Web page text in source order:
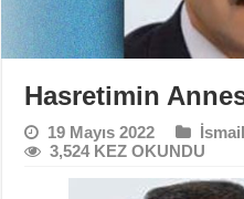
Hasretimin
19 Mayıs 2022
3,524 KEZ OKUNDU